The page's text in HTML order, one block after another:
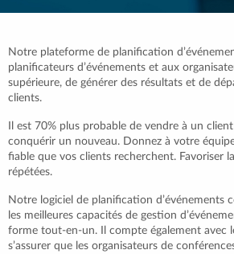
Notre plateforme de planification
planificateurs d’événements et aux
supérieure, de générer des résultats et de
clients.
Il est 70% plus probable de vendre à un
conquérir un nouveau. Donnez à votre
fiable que vos clients recherchent. Favoriser
répétées.
Notre logiciel de planification d’événements
les meilleures capacités de gestion
forme tout-en-un. Il compte également avec
s’assurer que les organisateurs de